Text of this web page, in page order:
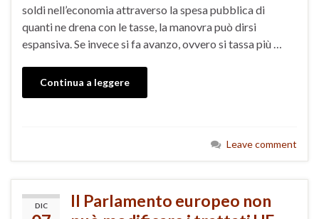
soldi nell’economia attraverso la spesa pubblica di
quanti ne drena con le tasse, la manovra può dirsi
espansiva. Se invece si fa avanzo, ovvero si tassa più …
Continua a leggere
Leave comment
DIC
Il Parlamento europeo non